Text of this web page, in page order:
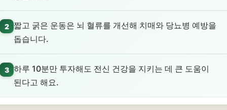
2
짧고 굵은 운동은 뇌 혈류를 개선해 치매와 당뇨병 예방을
돕습니다.
3 하루 10분만 투자해도 전신 건강을 지키는 데 큰 도움이
된다고 해요.